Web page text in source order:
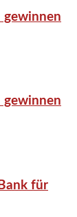
gewinnen
gewinnen
für